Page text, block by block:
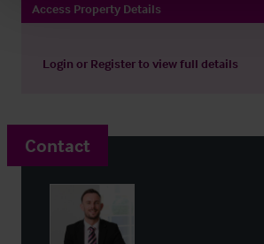
Access Property Details
Login or Registerto view full details
Contact